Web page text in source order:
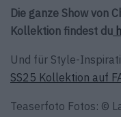
Die ganze Show von
Kollektion findest du
Und für Style-
SS25 Kollektion auf
Teaserfoto Fotos: ©